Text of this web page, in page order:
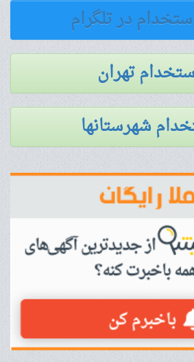
در تلگرام
تهران
شهرستانها